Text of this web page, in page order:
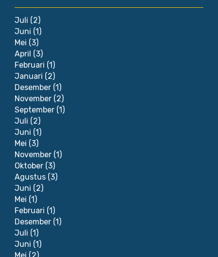
Juli (2)
Juni (1)
Mei (3)
April (3)
Februari (1)
Januari (2)
Desember (1)
November (2)
September (1)
Juli (2)
Juni (1)
Mei (3)
November (1)
Oktober (3)
Agustus (3)
Juni (2)
Mei (1)
Februari (1)
Desember (1)
Juli (1)
Juni (1)